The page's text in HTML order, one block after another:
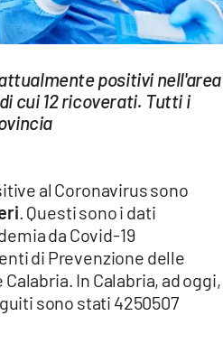
positivi nell'area
cui 12 ricoverati. Tutti i
al Coronavirus sono
. Questi sono i dati
da Covid-19
di Prevenzione delle
In Calabria, ad oggi,
sono stati 4250507